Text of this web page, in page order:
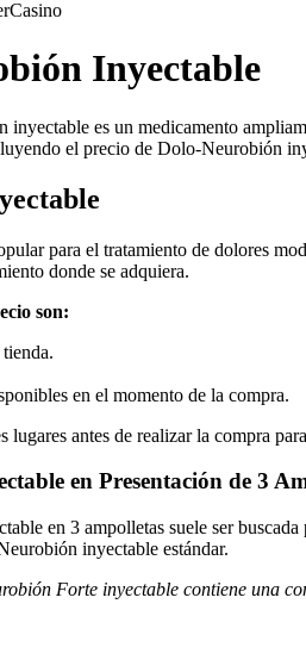
Casino
Inyectable
es un medicamento
el precio de Dolo-Neurobión
para el tratamiento de dolores
donde se adquiera.
son:
en el momento de la compra.
lugares antes de realizar la compra
en Presentación de 3
en 3 ampolletas suele ser
inyectable estándar.
Forte inyectable contiene una